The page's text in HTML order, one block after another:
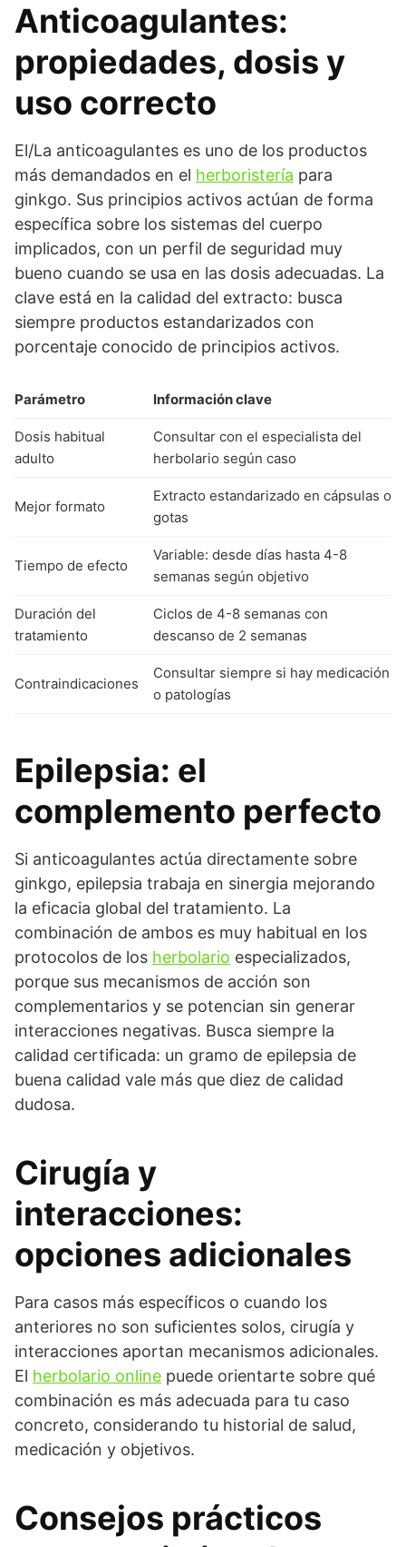
Anticoagulantes:
propiedades, dosis y
uso correcto
El/La anticoagulantes es uno de los productos
más demandados en el herboristería para
ginkgo. Sus principios activos actúan de forma
específica sobre los sistemas del cuerpo
implicados, con un perfil de seguridad muy
bueno cuando se usa en las dosis adecuadas. La
clave está en la calidad del extracto: busca
siempre productos estandarizados con
porcentaje conocido de principios activos.
Parámetro Información clave
Dosis habitual
adulto
Consultar con el especialista del
herbolario según caso
Mejor formato
Extracto estandarizado en cápsulas o
gotas
Tiempo de efecto
Variable: desde días hasta 4-8
semanas según objetivo
Duración del
tratamiento
Ciclos de 4-8 semanas con
descanso de 2 semanas
Contraindicaciones
Consultar siempre si hay medicación
o patologías
Epilepsia: el
complemento perfecto
Si anticoagulantes actúa directamente sobre
ginkgo, epilepsia trabaja en sinergia mejorando
la eficacia global del tratamiento. La
combinación de ambos es muy habitual en los
protocolos de los herbolario especializados,
porque sus mecanismos de acción son
complementarios y se potencian sin generar
interacciones negativas. Busca siempre la
calidad certificada: un gramo de epilepsia de
buena calidad vale más que diez de calidad
dudosa.
Cirugía y
interacciones:
opciones adicionales
Para casos más específicos o cuando los
anteriores no son suficientes solos, cirugía y
interacciones aportan mecanismos adicionales.
El herbolario online puede orientarte sobre qué
combinación es más adecuada para tu caso
concreto, considerando tu historial de salud,
medicación y objetivos.
Consejos prácticos